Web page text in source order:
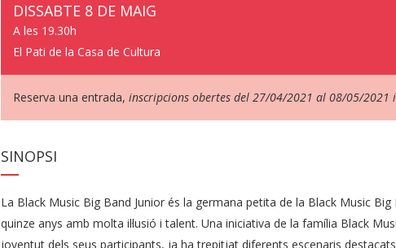
DISSABTE 8 DE MAIG
A les 19.30h
El Pati de la Casa de Cultura
Reserva una entrada, inscripcions obertes del 27/04/2021 al 08/05/2021
SINOPSI
La Black Music Big Band Junior és la germana petita de la Black Music Big
quinze anys amb molta il·lusió i talent. Una iniciativa de la família Black
joventut dels seus participants, ja ha trepitjat diferents escenaris